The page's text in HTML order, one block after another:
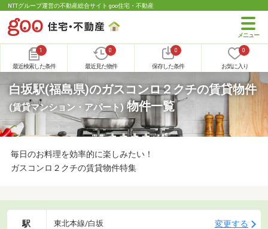
NTTグループ運営の不動産総合サイト goo住宅・不動産
1
最近検索した条件
0
最近見た物件
0
保存した条件
0
お気に入り
白坂駅(福島県)のガスコンロ２クチの賃貸物件
(賃貸マンション・アパート)物件一覧
毎日のお料理を効率的に楽しみたい！
ガスコンロ２クチの賃貸物件特集
駅 東北本線/白坂 変更する